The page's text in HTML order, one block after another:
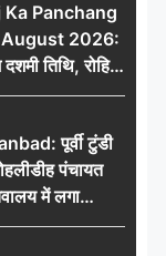
में सफलता?
Ka Panchang
2026:
तिथि, रोहिणी
और सर्वार्थसिद्धि
पूर्वी टुंडी
पंचायत
में लगा
स्वास्थ्य जांच